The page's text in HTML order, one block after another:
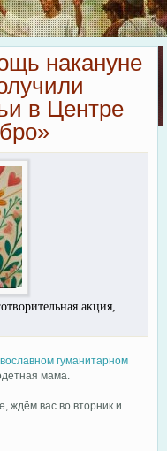
накануне
в Центре
акция,
гуманитарном
мама.
ждём вас во вторник и